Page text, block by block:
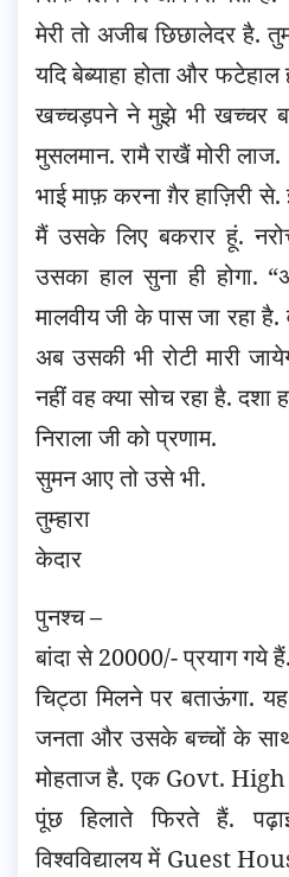
मेरी तो अजीब छिछालेदर है.
यदि बेब्याहा होता और फटेहाल
खच्चड़पने ने मुझे भी खच्चर
मुसलमान. रामै राखैं मोरी लाज.
भाई माफ़ करना ग़ैर हाज़िरी
मैं उसके लिए बकरार हूं.
उसका हाल सुना ही होगा.
मालवीय जी के पास जा रहा है.
अब उसकी भी रोटी मारी
नहीं वह क्या सोच रहा है.
निराला जी को प्रणाम.
सुमन आए तो उसे भी.
तुम्हारा
केदार
पुनश्च –
बांदा से 20000/- प्रयाग गये
चिट्ठा मिलने पर बताऊंगा.
जनता और उसके बच्चों के
मोहताज है. एक Govt.
पूंछ हिलाते फिरते हैं.
विश्वविद्यालय में Guest